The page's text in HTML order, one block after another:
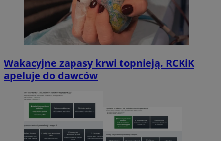
Wakacyjne zapasy krwi topnieją. RCKiK
apeluje do dawców